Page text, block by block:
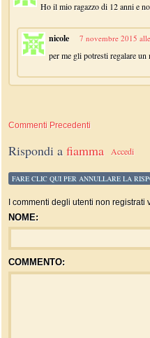
Ho il mio ragazzo di 12 anni e
nicole 7 novembre 2015
per me gli potresti regalare
Commenti Precedenti
Rispondi afiamma Accedi
FARE CLIC QUI PER ANNULLARE LA
I commenti degli utenti non
NOME:
COMMENTO: